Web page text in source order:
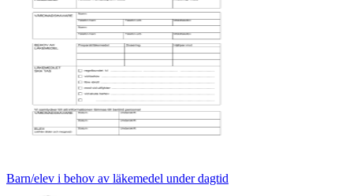
Barn/elev i behov av läkemedel under dagtid